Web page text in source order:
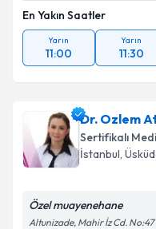
En Yakın Saatler
Yarın
11:00
Yarın
11:30
Dr. Ozlem
Sertifikalı
İstanbul,
Özel muayenehane
Altunizade, Mahir İz Cd. No:47